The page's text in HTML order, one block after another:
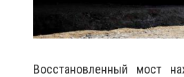
Восстановленный мост